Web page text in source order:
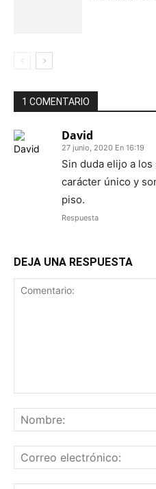
1 COMENTARIO
David
27 junio, 2020 En 16:19
Sin duda elijo a
carácter único y
piso.
Respuesta
DEJA UNA RESPUESTA